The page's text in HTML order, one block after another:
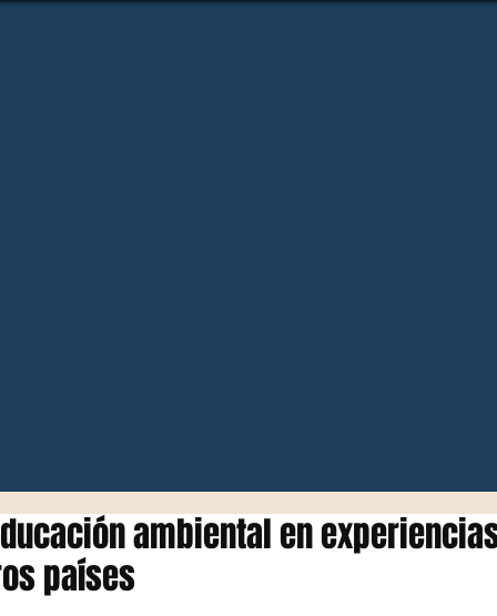
ambiental en
países